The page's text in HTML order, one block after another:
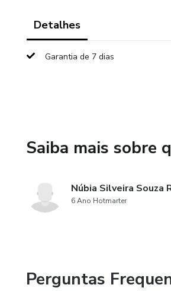
Detalhes
Garantia de 7 dias
Saiba mais sobre
Núbia Silveira Souza
6 Ano Hotmarter
Perguntas